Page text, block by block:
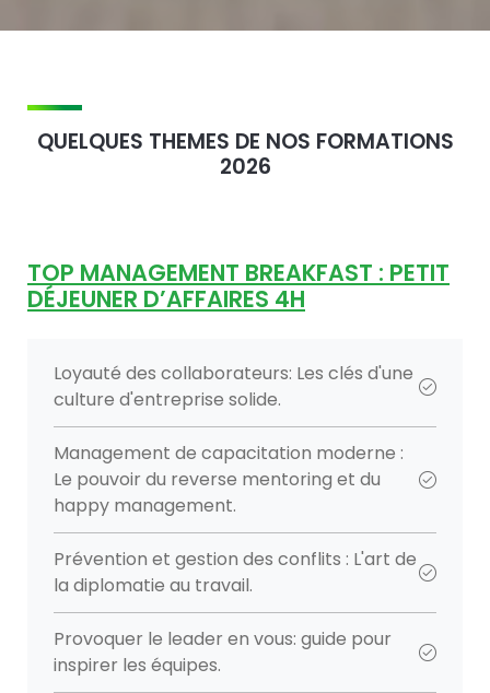
QUELQUES THEMES DE NOS FORMATIONS
2026
TOP MANAGEMENT BREAKFAST : PETIT
DÉJEUNER D’AFFAIRES 4H
Loyauté des collaborateurs: Les clés d'une
culture d'entreprise solide.
Management de capacitation moderne :
Le pouvoir du reverse mentoring et du
happy management.
Prévention et gestion des conflits : L'art de
la diplomatie au travail.
Provoquer le leader en vous: guide pour
inspirer les équipes.